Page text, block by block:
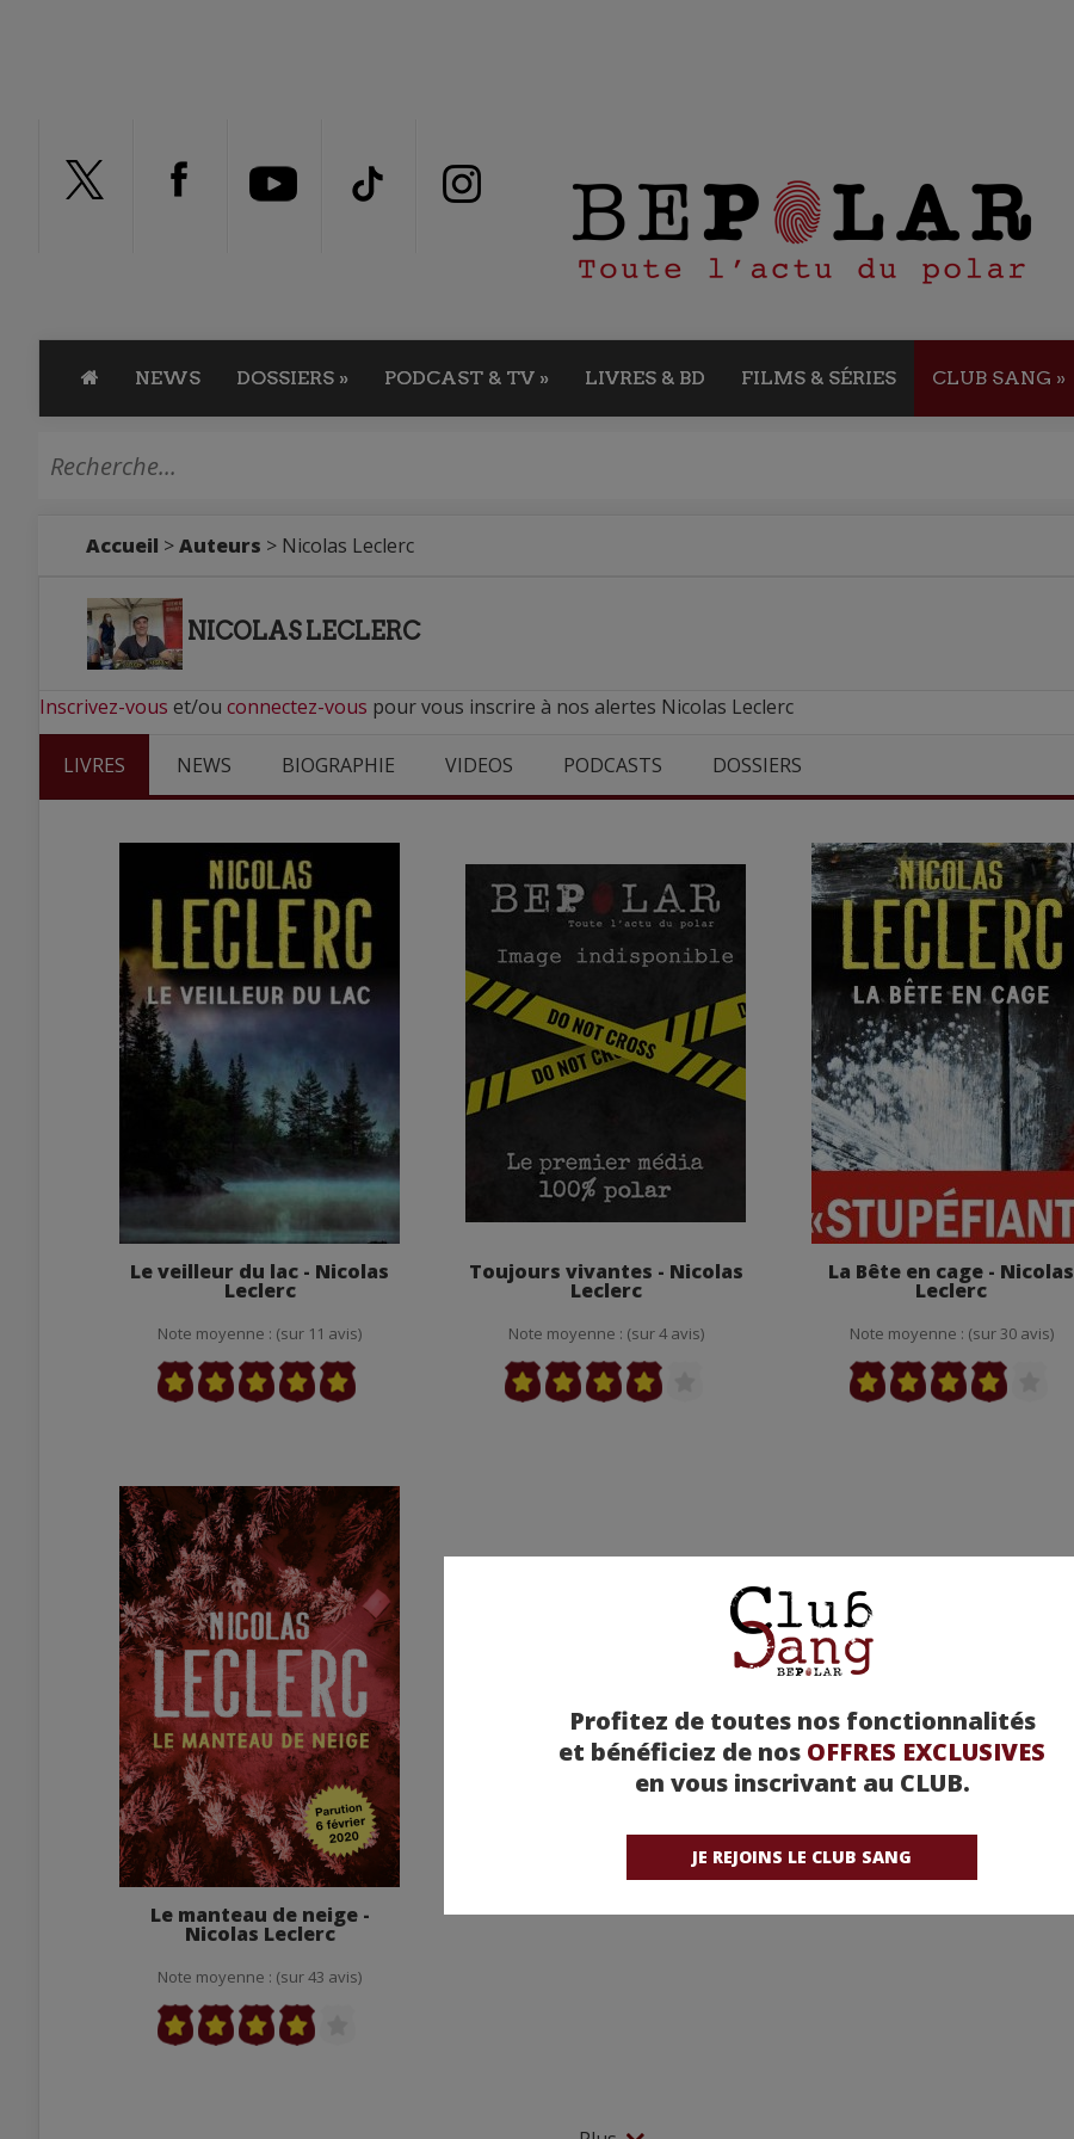
NEWS DOSSIERS » PODCAST & TV » LIVRES & BD FILMS & SÉRIES CLUB SANG »
Profitez de toutes nos fonctionnalités
et bénéficiez de nos OFFRES EXCLUSIVES
en vous inscrivant au CLUB.
JE REJOINS LE CLUB SANG
Accueil >Auteurs > Nicolas Leclerc
NICOLAS LECLERC
Inscrivez-vous et/ou connectez-vous pour vous inscrire à nos alertes Nicolas Leclerc
LIVRES NEWS BIOGRAPHIE VIDEOS PODCASTS DOSSIERS
Le veilleur du lac - Nicolas
Leclerc
Note moyenne : (sur 11 avis)
Toujours vivantes - Nicolas
Leclerc
Note moyenne : (sur 4 avis)
La Bête en cage - Nicolas
Leclerc
Note moyenne : (sur 30 avis)
Le manteau de neige -
Nicolas Leclerc
Note moyenne : (sur 43 avis)